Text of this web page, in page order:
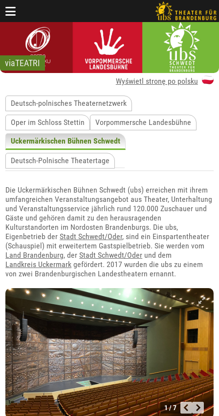
viaTEATRI
Wyświetl stronę po polsku
Deutsch-polnisches Theaternetzwerk
Oper im Schloss Stettin Vorpommersche Landesbühne
Uckermärkischen Bühnen Schwedt
Deutsch-Polnische Theatertage
Die Uckermärkischen Bühnen Schwedt (ubs) erreichen mit ihrem
umfangreichen Veranstaltungsangebot aus Theater, Unterhaltung
und Veranstaltungsservice jährlich rund 120.000 Zuschauer und
Gäste und gehören damit zu den herausragenden
Kulturstandorten im Nordosten Brandenburgs. Die ubs,
Eigenbetrieb derStadt Schwedt/Oder, sind ein Einspartentheater
(Schauspiel) mit erweitertem Gastspielbetrieb. Sie werden vom
Land Brandenburg, derStadt Schwedt/Oder und dem
Landkreis Uckermark gefördert. 2017 wurden die ubs zu einem
von zwei Brandenburgischen Landestheatern ernannt.
1 / 7